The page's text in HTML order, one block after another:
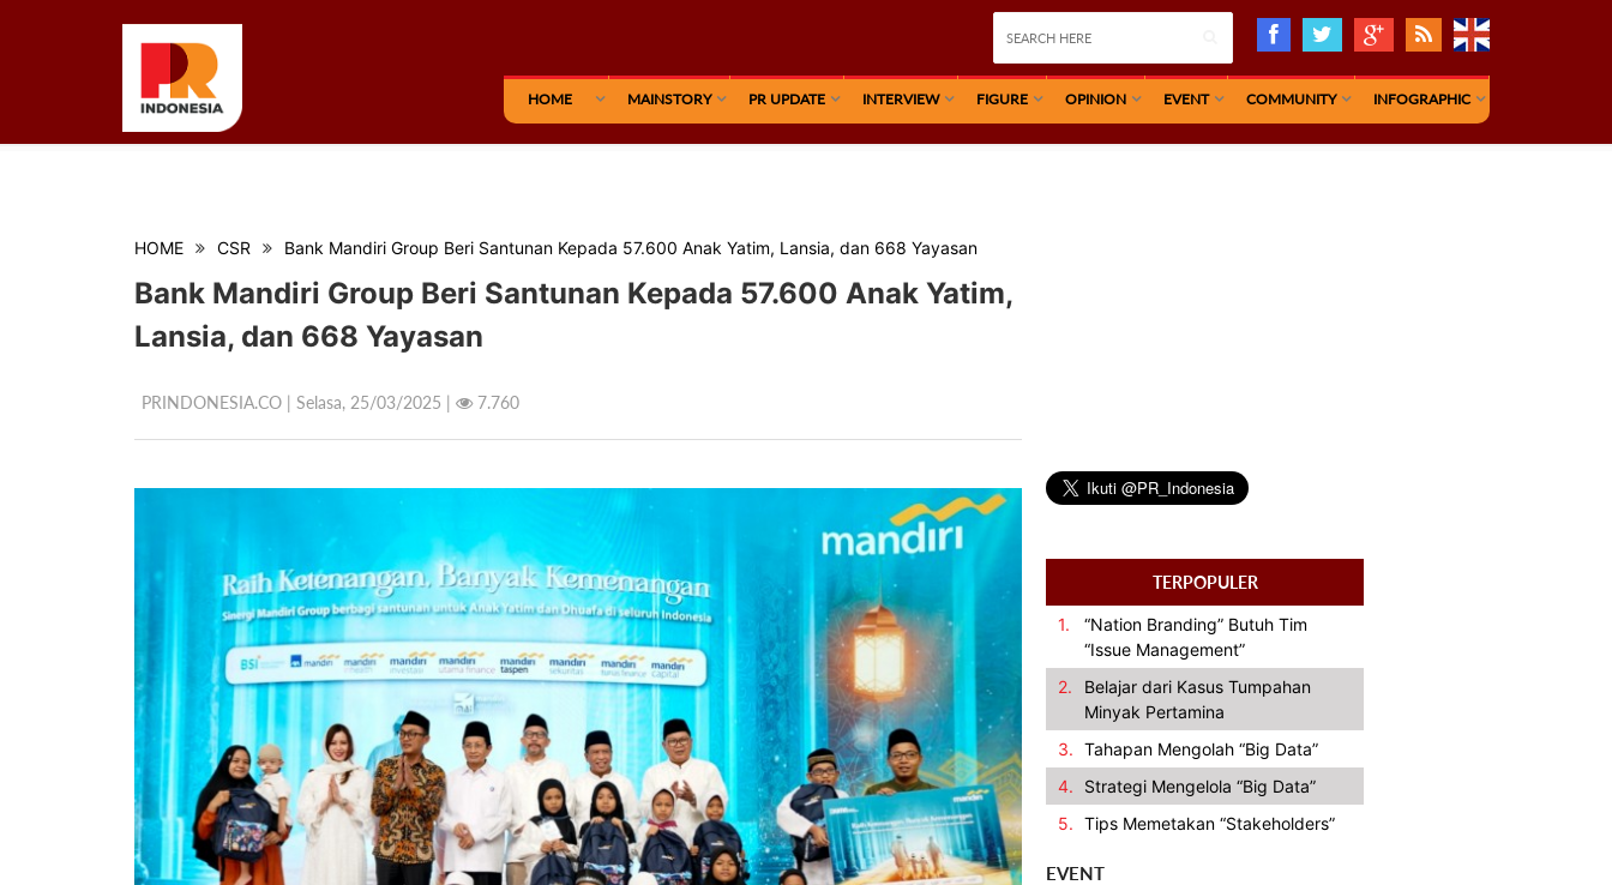
HOME MAINSTORY PR UPDATE INTERVIEW FIGURE OPINION EVENT COMMUNITY INFOGRAPHIC
HOME CSR Bank Mandiri Group Beri Santunan Kepada 57.600 Anak Yatim, Lansia, dan 668 Yayasan
Bank Mandiri Group Beri Santunan Kepada 57.600 Anak Yatim,
Lansia, dan 668 Yayasan
PRINDONESIA.CO | Selasa, 25/03/2025 | 7.760
TERPOPULER
1.
“Nation Branding” Butuh Tim
“Issue Management”
2.
Belajar dari Kasus Tumpahan
Minyak Pertamina
3. Tahapan Mengolah “Big Data”
4.
Strategi Mengelola “Big Data”
5. Tips Memetakan “Stakeholders”
EVENT